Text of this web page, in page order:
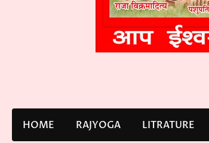
HOME RAJYOGA LITRATURE